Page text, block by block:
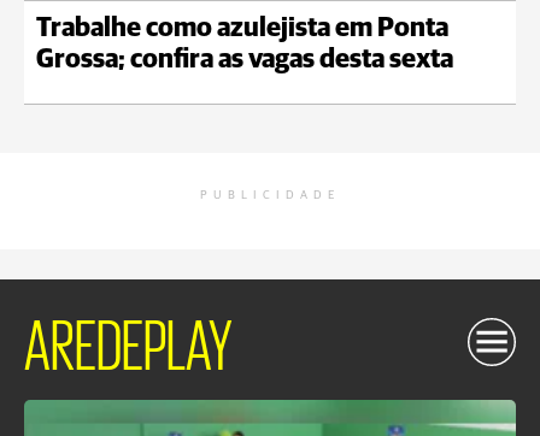
Trabalhe como azulejista em Ponta
Grossa; confira as vagas desta sexta
PUBLICIDADE
AREDEPLAY